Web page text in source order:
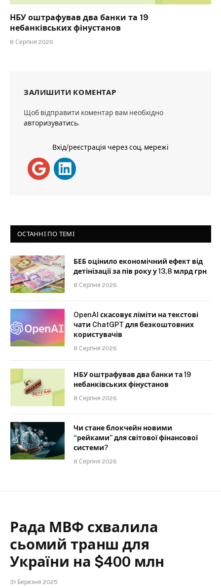
НБУ оштрафував два банки та 19
небанківських фінустанов
8 Серпня 2026
ЗАЛИШИТИ КОМЕНТАР
Щоб відправити коментар вам необхідно
авторизуватись.
Вхід/реєстрація через соц. мережі
ОСТАННІ ПО ТЕМІ
БЕБ оцінило економічний ефект від
детінізації за пів року у 13,8 млрд грн
8 Серпня 2026
OpenAI скасовує ліміти на текстові
чати ChatGPT для безкоштовних
користувачів
8 Серпня 2026
НБУ оштрафував два банки та 19
небанківських фінустанов
8 Серпня 2026
Чи стане блокчейн новими
“рейками” для світової фінансової
системи?
8 Серпня 2026
Рада МВФ схвалила
сьомий транш для
України на $400 млн
31 Березня 2025